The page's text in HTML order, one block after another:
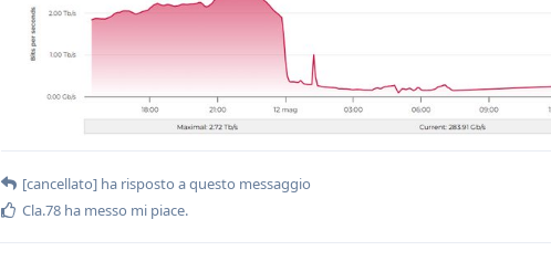
[cancellato] ha risposto a questo messaggio
Cla.78 ha messo mi piace.